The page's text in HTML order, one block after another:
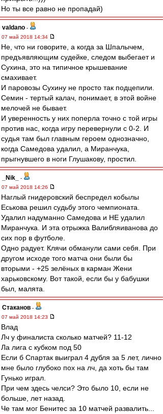
Но ты все равно не пропадай)
valdano -
07 май 2018 14:34
Не, что ни говорите, а когда за Шпалычем,
предъявляющим судейке, следом выбегает и
Сухина, это на типичное крышевание
смахивает.
И паровозы Сухину не просто так подцепили.
Семин - тертый калач, понимает, в этой войне
мелочей не бывает.
И уверенность у них поперла точно с той игры
против нас, когда игру перевернули с 0-2. И
судья там был главным героем однозначно,
когда Самедова удалил, а Миранчука,
прыгнувшего в ноги Глушакову, простил.
_Nik_
-
07 май 2018 14:26
Наглый гнидеровский беспредел кобылы
Еськова решил судьбу этого чемпионата.
Удалил надуманно Самедова и НЕ удалил
Миранчука. И эта отрыжка Валибляиванова до
сих пор в футболе.
Одно радует. Клячи обманули сами себя. При
другом исходе того матча они были бы
вторыми - +25 зелёных в карман Жени
харьковскому. Вот такой, если бы у бабушки
был, малята.
Cтаканов -
07 май 2018 14:23
Влад
Лч у финалиста сколько матчей? 11-12
Ла лига с кубком под 50
Если б Спартак выиграл 4 дубля за 5 лет, лично
мне было глубоко пох на лч, да хоть бы там
Гунько играл.
При чем здесь челси? Это было 10, если не
больше, лет назад.
Че там мог Бенитес за 10 матчей развалить...